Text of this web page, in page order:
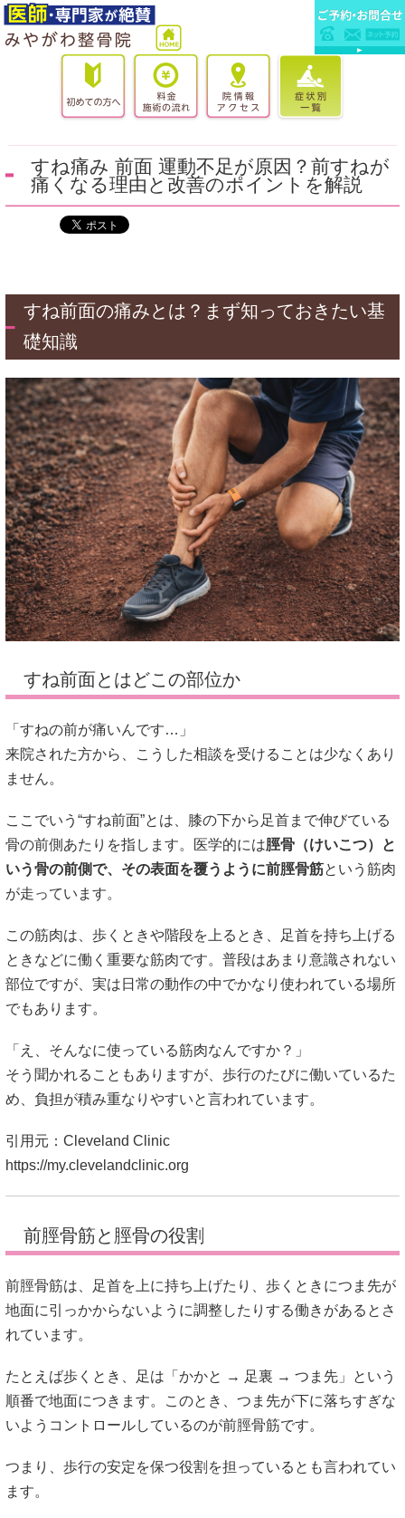
すね痛み 前面 運動不足が原因？前すねが
痛くなる理由と改善のポイントを解説
すね前面の痛みとは？まず知っておきたい基
礎知識
すね前面とはどこの部位か
「すねの前が痛いんです…」
来院された方から、こうした相談を受けることは少なくあり
ません。
ここでいう“すね前面”とは、膝の下から足首まで伸びている
骨の前側あたりを指します。医学的には脛骨（けいこつ）
と
いう骨の前側で、その表面を覆うように前脛骨筋という筋肉
が走っています。
この筋肉は、歩くときや階段を上るとき、足首を持ち上げる
ときなどに働く重要な筋肉です。普段はあまり意識されない
部位ですが、実は日常の動作の中でかなり使われている場所
でもあります。
「え、そんなに使っている筋肉なんですか？」
そう聞かれることもありますが、歩行のたびに働いているた
め、負担が積み重なりやすいと言われています。
引用元：Cleveland Clinic
https://my.clevelandclinic.org
前脛骨筋と脛骨の役割
前脛骨筋は、足首を上に持ち上げたり、歩くときにつま先が
地面に引っかからないように調整したりする働きがあるとさ
れています。
たとえば歩くとき、足は「かかと → 足裏 → つま先」という
順番で地面につきます。このとき、つま先が下に落ちすぎな
いようコントロールしているのが前脛骨筋です。
つまり、歩行の安定を保つ役割を担っているとも言われてい
ます。